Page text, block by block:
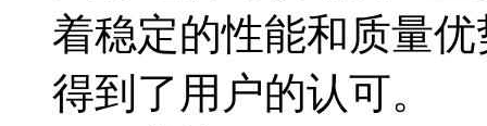
着稳定的性能和质量
得到了用户的认可。